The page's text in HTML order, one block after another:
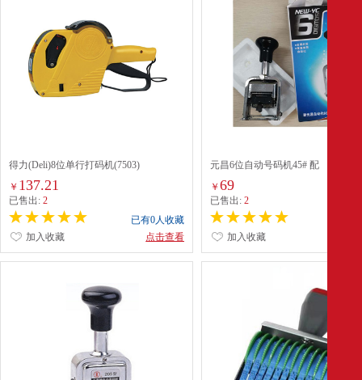
得力(Deli)8位单行打码机(7503)
￥ 137.21
已售出: 2
已有0人收藏
点击查看
加入收藏
元昌6位自动号码机45# 配
￥69
已售出:2
加入收藏